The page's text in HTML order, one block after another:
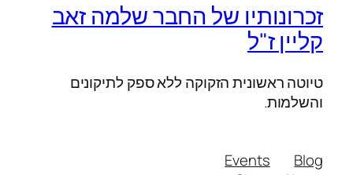
זכרונותיו של החבר שלמה זאב
קליין ז"ל
טיוטה ראשונית הזקוקה ללא ספק לתיקונים
והשלמות.
Blog
Events